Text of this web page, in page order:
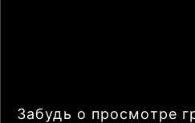
Забудь о просмотре